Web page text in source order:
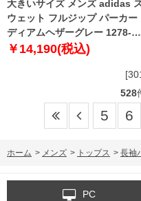
大きいサイズ メンズ adidas
ウェット フルジップ パーカー
ディアムヘザーグレー 1278-
3301-4 3XO 4XO 5XO 6XO
￥14,190(税込)
528
5 6
ホーム > メンズ > トップス > 長袖
PC